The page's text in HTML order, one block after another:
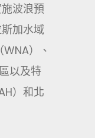
波浪預
加水域
WNA）、
以及特
）和北